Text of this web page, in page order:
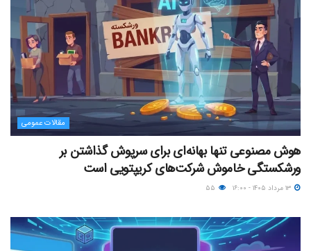
مقالات عمومی
هوش مصنوعی تنها بهانه‌ای برای سرپوش گذاشتن بر
ورشکستگی خاموش شرکت‌های کریپتویی است